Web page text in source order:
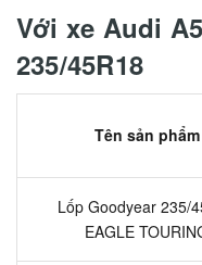
Với xe Audi
235/45R18
Tên sản phẩm
Lốp Goodyear 235/
EAGLE